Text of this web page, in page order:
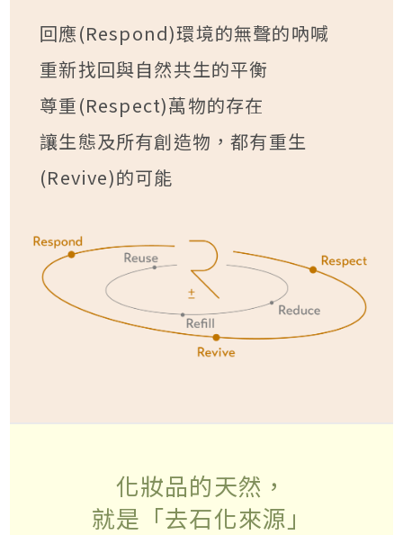
回應(Respond)環境的無聲的吶喊
重新找回與自然共生的平衡
尊重(Respect)萬物的存在
讓生態及所有創造物，都有重生
(Revive)的可能
化妝品的天然，
就是「去石化來源」